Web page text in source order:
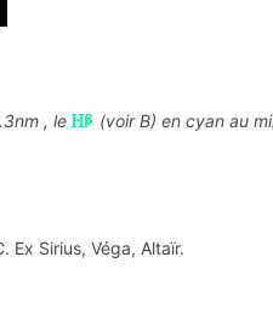
, le
(voir B) en cyan au
Ex Sirius, Véga, Altaïr.